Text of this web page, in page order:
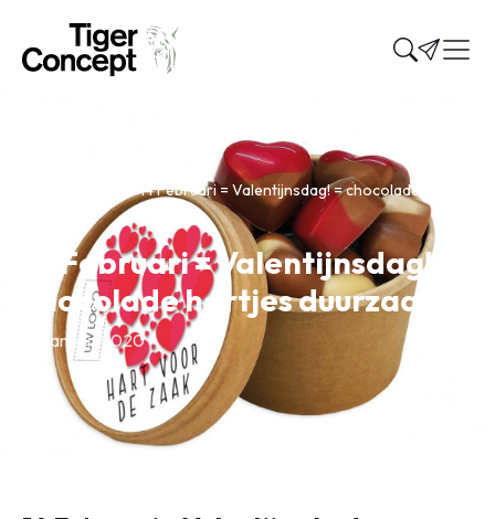
»14 Februari = Valentijnsdag! = chocolade hartjes
14 Februari = Valentijnsdag! =
chocolade hartjes duurzaam
29 januari 2020